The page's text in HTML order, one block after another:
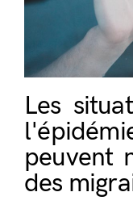
Les
peuvent
des